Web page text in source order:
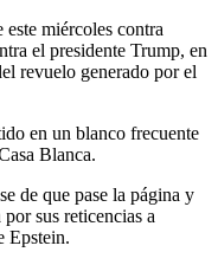
miércoles contra
el presidente Trump, en
revuelo generado por el
en un blanco frecuente
Blanca.
de que pase la página y
sus reticencias a
Epstein.